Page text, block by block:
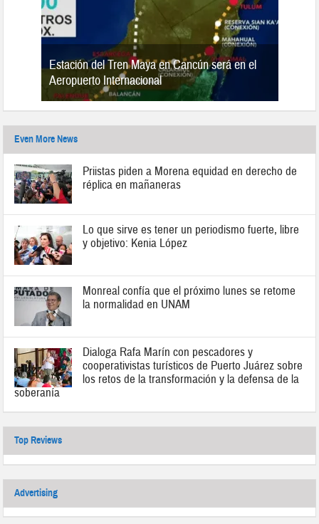
Estación del Tren Maya en Cancún será en el
Aeropuerto Internacional
Even More News
Priistas piden a Morena equidad en derecho de
réplica en mañaneras
Lo que sirve es tener un periodismo fuerte, libre
y objetivo: Kenia López
Monreal confía que el próximo lunes se retome
la normalidad en UNAM
Dialoga Rafa Marín con pescadores y
cooperativistas turísticos de Puerto Juárez sobre
los retos de la transformación y la defensa de la
soberanía
Top Reviews
Advertising